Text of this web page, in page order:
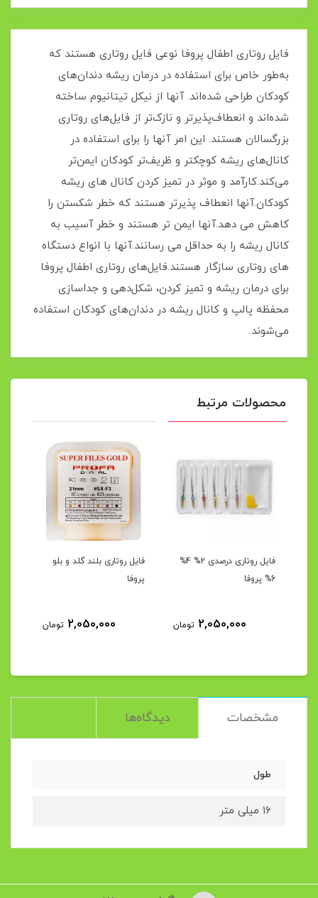
فایل روتاری اطفال پروفا نوعی فایل روتاری هستند که
به‌طور خاص برای استفاده در درمان ریشه دندان‌های
کودکان طراحی شده‌اند. آنها از نیکل تیتانیوم ساخته
شده‌اند و انعطاف‌پذیرتر و نازک‌تر از فایل‌های روتاری
بزرگسالان هستند. این امر آنها را برای استفاده در
کانال‌های ریشه کوچکتر و ظریف‌تر کودکان ایمن‌تر
می‌کند.کارآمد و موثر در تمیز کردن کانال های ریشه
کودکان.آنها انعطاف پذیرتر هستند که خطر شکستن را
کاهش می دهد.آنها ایمن تر هستند و خطر آسیب به
کانال ریشه را به حداقل می رسانند.آنها با انواع دستگاه
های روتاری سازگار هستند.فایل‌های روتاری اطفال پروفا
برای درمان ریشه و تمیز کردن، شکل‌دهی و جداسازی
محفظه پالپ و کانال ریشه در دندان‌های کودکان استفاده
می‌شوند.
محصولات مرتبط
فایل روتاری درصدی 2% 4%
6% پروفا
2,050,000 تومان
فایل روتاری بلند گلد و بلو
پروفا
2,050,000 تومان
مشخصات دیدگاه‌ها
طول
۱۶ میلی متر